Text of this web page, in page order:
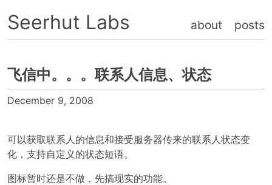
Seerhut Labs about posts
飞信中。。。联系人信息、状态
December 9, 2008
可以获取联系人的信息和接受服务器传来的联系人状态变
化，支持自定义的状态短语。
图标暂时还是不做，先搞现实的功能。